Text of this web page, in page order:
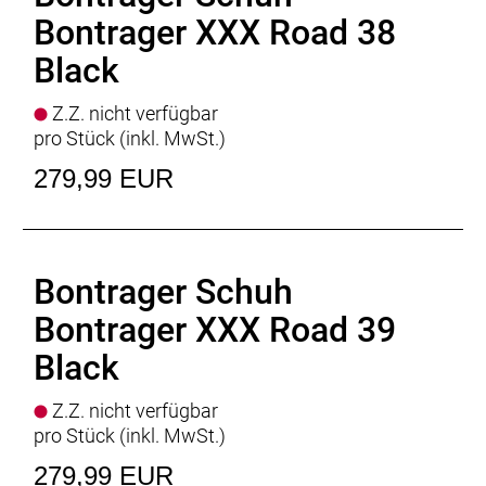
reicht die Zunge des XXX von der medialen Seite
des Vorfußes bis zur lateralen Seite.
Der XXX ist in ein hochwertiges und leichtes
Material gehüllt, das für eine optimale
Atmungsaktivität und für höchsten Komfort
rundherum über Belüftungsöffnungen verfügt.
- Fasergehalt (Liner): 100% Polyester
- Fasergehalt (Sohle): 100% Carbon
- Fasergehalt (oben): 69% Polyester, 28%
Polyurethan, 3% Nylon
Bontrager XXX Road 38
Black
Z.Z. nicht verfügbar
pro Stück (inkl. MwSt.)
279,99 EUR
Bontrager Schuh
Bontrager XXX Road 39
Black
Z.Z. nicht verfügbar
pro Stück (inkl. MwSt.)
279,99 EUR